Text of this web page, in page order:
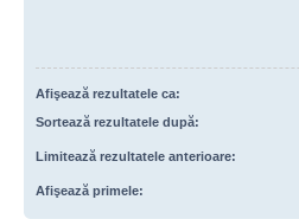
Afişează rezultatele ca:
Sortează rezultatele după:
Limitează rezultatele anterioare:
Afişează primele: